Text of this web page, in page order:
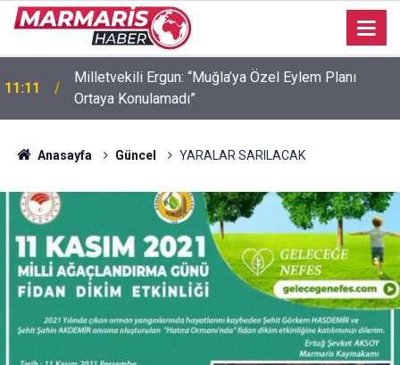
11:11
Milletvekili Ergun: “Muğla’ya Özel Eylem Planı
Ortaya Konulamadı”
Anasayfa Güncel YARALAR SARILACAK